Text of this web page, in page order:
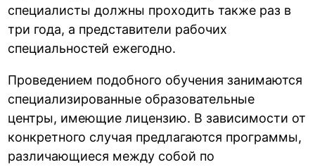
специалисты должны проходить также раз в
три года, а представители рабочих
специальностей ежегодно.
Проведением подобного обучения занимаются
специализированные образовательные
центры, имеющие лицензию. В зависимости от
конкретного случая предлагаются программы,
различающиеся между собой по